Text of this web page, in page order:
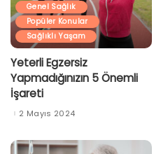
Genel Sağlık
Popüler Konular
Sağlıklı Yaşam
Yeterli Egzersiz
Yapmadığınızın 5 Önemli
İşareti
2 Mayıs 2024